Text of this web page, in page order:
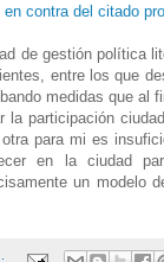
contra del citado
de gestión política
entre los que
medidas que al
participación
para mi es
en la ciudad
un modelo